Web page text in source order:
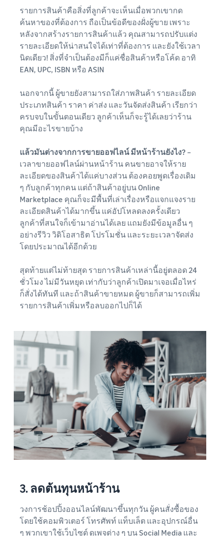
รายการสินค้าคือสิ่งที่ลูกค้าจะเห็นเมื่อพวกเขากด
ค้นหาของที่ต้องการ ถือเป็นข้อดีของฝั่งผู้ขาย เพราะ
หลังจากสร้างรายการสินค้าแล้ว คุณสามารถปรับแต่ง
รายละเอียดให้น่าสนใจได้เท่าที่ต้องการ และยังใช้เวลา
นิดเดียว! สิ่งที่จำเป็นต้องมีก็แค่ชื่อสินค้าหรือโค้ด อาทิ
EAN, UPC, ISBN หรือ ASIN
นอกจากนี้ ผู้ขายยังสามารถใส่ภาพสินค้า รายละเอียด
ประเภทสินค้า ราคา ค่าส่ง และวันจัดส่งสินค้า เรียกว่า
ครบจบในขั้นตอนเดียว ลูกค้าเห็นก็จะรู้ได้เลยว่าร้าน
คุณมีอะไรขายบ้าง
แล้วมันต่างจากการขายออฟไลน์ มีหน้าร้านยังไง? –
เวลาขายออฟไลน์ผ่านหน้าร้าน คนขายอาจให้ราย
ละเอียดของสินค้าได้แค่บางส่วน ต้องคอยพูดเรื่องเดิม
ๆ กับลูกค้าทุกคน แต่ถ้าสินค้าอยู่บน Online
Marketplace คุณก็จะมีพื้นที่เล่าเรื่องหรือแจกแจงราย
ละเอียดสินค้าได้มากขึ้น แค่อัปโหลดลงครั้งเดียว
ลูกค้าที่สนใจก็เข้ามาอ่านได้เลย แถมยังมีข้อมูลอื่น ๆ
อย่างรีวิว วิดิโอสาธิต โปรโมชั่น และระยะเวลาจัดส่ง
โดยประมาณได้อีกด้วย
สุดท้ายแต่ไม่ท้ายสุด รายการสินค้าเหล่านี้อยู่ตลอด 24
ชั่วโมง ไม่มีวันหยุด เท่ากับว่าลูกค้าเปิดมาเจอเมื่อไหร่
ก็สั่งได้ทันที และถ้าสินค้าขายหมด ผู้ขายก็สามารถเพิ่ม
รายการสินค้าเพิ่มหรือลบออกไปก็ได้
3. ลดต้นทุนหน้าร้าน
วงการช้อปปิ้งออนไลน์พัฒนาขึ้นทุกวัน ผู้คนสั่งซื้อของ
โดยใช้คอมพิวเตอร์ โทรศัพท์ แท็บเล็ต และอุปกรณ์อื่น
ๆ พวกเขาใช้เว็บไซต์ ดูเพจต่าง ๆ บน Social Media และ